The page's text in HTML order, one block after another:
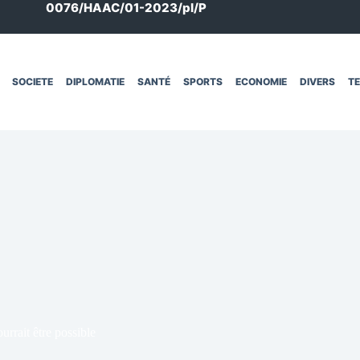
0076/HAAC/01-2023/pl/P
SOCIETE DIPLOMATIE SANTÉ SPORTS ECONOMIE DIVERS